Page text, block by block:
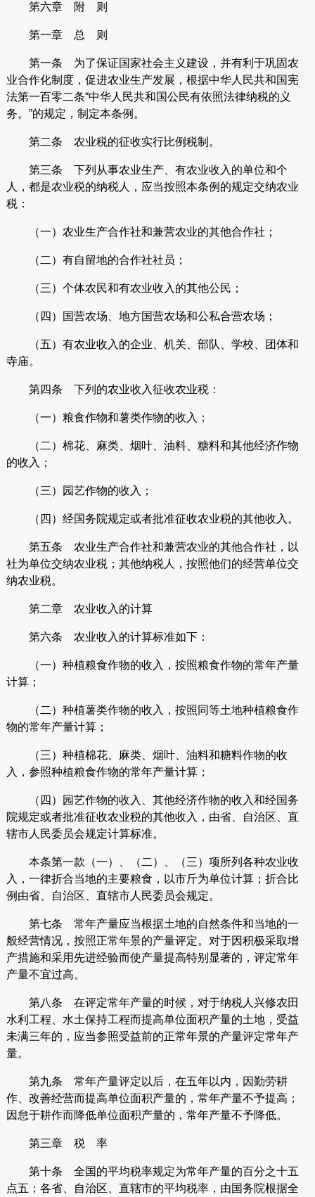
第六章 附 则
第一章 总 则
第一条 为了保证国家社会主义建设，并有利于巩固农
业合作化制度，促进农业生产发展，根据中华人民共和国宪
法第一百零二条“中华人民共和国公民有依照法律纳税的义
务。”的规定，制定本条例。
第二条 农业税的征收实行比例税制。
第三条 下列从事农业生产、有农业收入的单位和个
人，都是农业税的纳税人，应当按照本条例的规定交纳农业
税：
（一）农业生产合作社和兼营农业的其他合作社；
（二）有自留地的合作社社员；
（三）个体农民和有农业收入的其他公民；
（四）国营农场、地方国营农场和公私合营农场；
（五）有农业收入的企业、机关、部队、学校、团体和
寺庙。
第四条 下列的农业收入征收农业税：
（一）粮食作物和薯类作物的收入；
（二）棉花、麻类、烟叶、油料、糖料和其他经济作物
的收入；
（三）园艺作物的收入；
（四）经国务院规定或者批准征收农业税的其他收入。
第五条 农业生产合作社和兼营农业的其他合作社，以
社为单位交纳农业税；其他纳税人，按照他们的经营单位交
纳农业税。
第二章 农业收入的计算
第六条 农业收入的计算标准如下：
（一）种植粮食作物的收入，按照粮食作物的常年产量
计算；
（二）种植薯类作物的收入，按照同等土地种植粮食作
物的常年产量计算；
（三）种植棉花、麻类、烟叶、油料和糖料作物的收
入，参照种植粮食作物的常年产量计算；
（四）园艺作物的收入、其他经济作物的收入和经国务
院规定或者批准征收农业税的其他收入，由省、自治区、直
辖市人民委员会规定计算标准。
本条第一款（一）、（二）、（三）项所列各种农业收
入，一律折合当地的主要粮食，以市斤为单位计算；折合比
例由省、自治区、直辖市人民委员会规定。
第七条 常年产量应当根据土地的自然条件和当地的一
般经营情况，按照正常年景的产量评定。对于因积极采取增
产措施和采用先进经验而使产量提高特别显著的，评定常年
产量不宜过高。
第八条 在评定常年产量的时候，对于纳税人兴修农田
水利工程、水土保持工程而提高单位面积产量的土地，受益
未满三年的，应当参照受益前的正常年景的产量评定常年产
量。
第九条 常年产量评定以后，在五年以内，因勤劳耕
作、改善经营而提高单位面积产量的，常年产量不予提高；
因怠于耕作而降低单位面积产量的，常年产量不予降低。
第三章 税 率
第十条 全国的平均税率规定为常年产量的百分之十五
点五；各省、自治区、直辖市的平均税率，由国务院根据全